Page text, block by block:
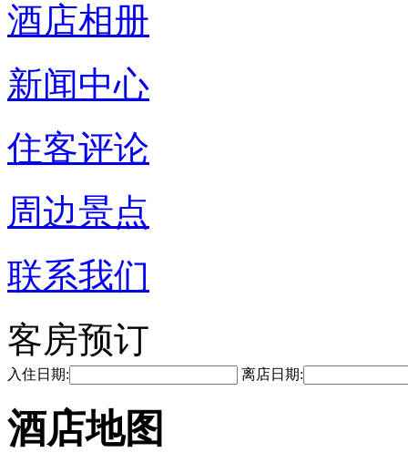
酒店相册
新闻中心
住客评论
周边景点
联系我们
客房预订
入住日期: 离店日期:
酒店地图